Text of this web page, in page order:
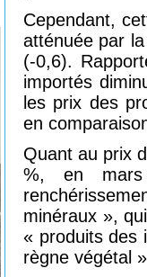
Cependant,
atténuée par
(-0,6).
importés
les prix des
en
Quant au prix
%, en mars
minéraux »,
« produits des
règne végétal